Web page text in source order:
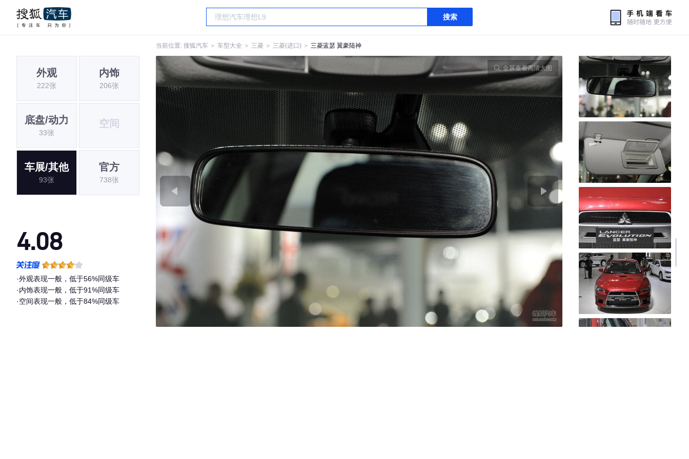
搜索
当前位置: 搜狐汽车 ＞ 车型大全 ＞ 三菱 ＞ 三菱(进口) ＞ 三菱蓝瑟 翼豪陆神
外观
222张
内饰
206张
底盘/动力
33张
空间
车展/其他
93张
官方
738张
4.08
·外观表现一般，低于56%同级车
·内饰表现一般，低于91%同级车
·空间表现一般，低于84%同级车
全屏查看高清大图